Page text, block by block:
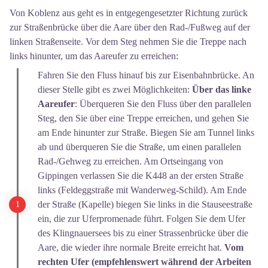
Von Koblenz aus geht es in entgegengesetzter Richtung zurück
zur Straßenbrücke über die Aare über den Rad-/Fußweg auf der
linken Straßenseite. Vor dem Steg nehmen Sie die Treppe nach
links hinunter, um das Aareufer zu erreichen:
Fahren Sie den Fluss hinauf bis zur Eisenbahnbrücke. An
dieser Stelle gibt es zwei Möglichkeiten: Über das linke
Aareufer: Überqueren Sie den Fluss über den parallelen
Steg, den Sie über eine Treppe erreichen, und gehen Sie
am Ende hinunter zur Straße. Biegen Sie am Tunnel links
ab und überqueren Sie die Straße, um einen parallelen
Rad-/Gehweg zu erreichen. Am Ortseingang von
Gippingen verlassen Sie die K448 an der ersten Straße
links (Feldeggstraße mit Wanderweg-Schild). Am Ende
der Straße (Kapelle) biegen Sie links in die Stauseestraße
ein, die zur Uferpromenade führt. Folgen Sie dem Ufer
des Klingnauersees bis zu einer Strassenbrücke über die
Aare, die wieder ihre normale Breite erreicht hat. Vom
rechten Ufer (empfehlenswert während der Arbeiten